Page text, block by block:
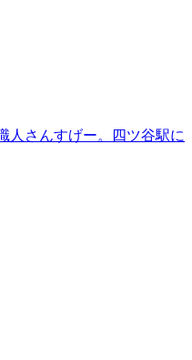
人さんすげー。四ツ谷駅に